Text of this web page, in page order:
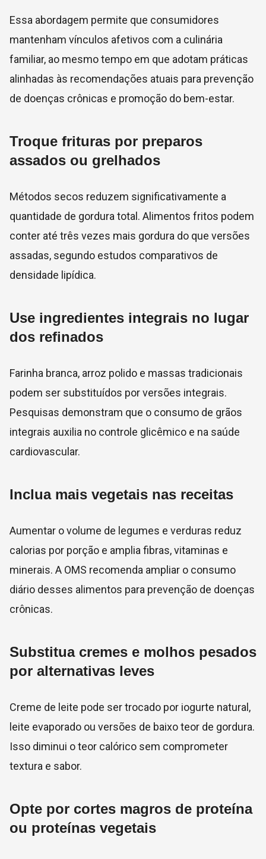
Essa abordagem permite que consumidores
mantenham vínculos afetivos com a culinária
familiar, ao mesmo tempo em que adotam práticas
alinhadas às recomendações atuais para prevenção
de doenças crônicas e promoção do bem-estar.
Troque frituras por preparos
assados ou grelhados
Métodos secos reduzem significativamente a
quantidade de gordura total. Alimentos fritos podem
conter até três vezes mais gordura do que versões
assadas, segundo estudos comparativos de
densidade lipídica.
Use ingredientes integrais no lugar
dos refinados
Farinha branca, arroz polido e massas tradicionais
podem ser substituídos por versões integrais.
Pesquisas demonstram que o consumo de grãos
integrais auxilia no controle glicêmico e na saúde
cardiovascular.
Inclua mais vegetais nas receitas
Aumentar o volume de legumes e verduras reduz
calorias por porção e amplia fibras, vitaminas e
minerais. A OMS recomenda ampliar o consumo
diário desses alimentos para prevenção de doenças
crônicas.
Substitua cremes e molhos pesados
por alternativas leves
Creme de leite pode ser trocado por iogurte natural,
leite evaporado ou versões de baixo teor de gordura.
Isso diminui o teor calórico sem comprometer
textura e sabor.
Opte por cortes magros de proteína
ou proteínas vegetais